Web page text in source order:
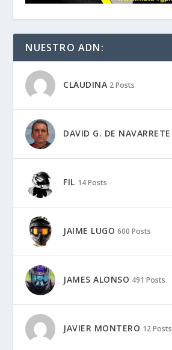
NUESTRO ADN:
CLAUDINA 2 Posts
DAVID G. DE NAVARRETE
FIL 14 Posts
JAIME LUGO 600 Posts
JAMES ALONSO 491 Posts
JAVIER MONTERO 12 Posts